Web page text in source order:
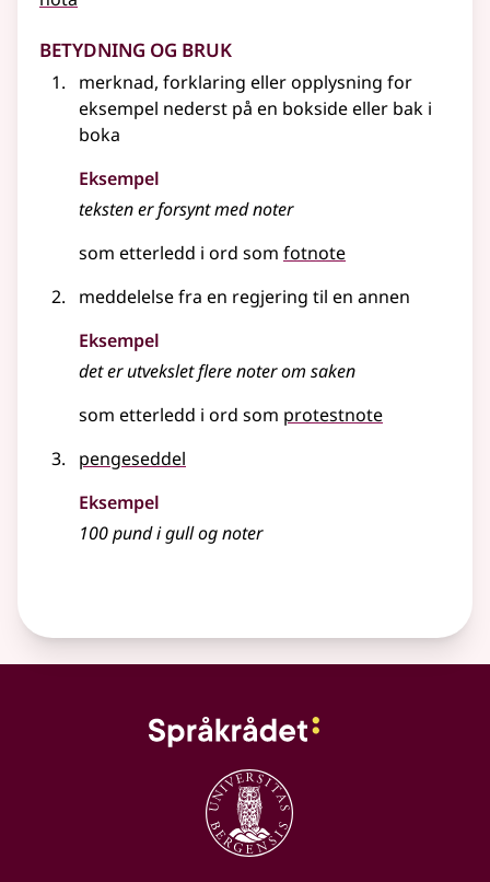
Betydning og bruk
merknad, forklaring eller opplysning for
eksempel nederst på en bokside eller bak i
boka
Eksempel
teksten er forsynt mednoter
som etterledd i ord som fotnote
meddelelse fra en regjering til en annen
Eksempel
det er utvekslet flerenoterom saken
som etterledd i ord som protestnote
pengeseddel
Eksempel
100 pund i gull ognoter